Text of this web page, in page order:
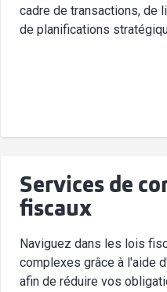
cadre de transactions, de
de planifications
Services de
fiscaux
Naviguez dans les lois
complexes grâce à l'aide
afin de réduire vos